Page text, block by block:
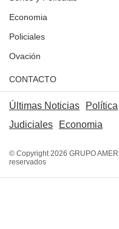
Economia
Policiales
Ovación
CONTACTO
Últimas Noticias Política
Judiciales
Economia
© Copyright 2026 GRUPO
reservados